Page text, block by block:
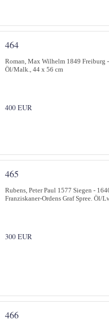
464
Roman, Max Wilhelm 1849 Freiburg
Öl/Malk., 44 x 56 cm
400 EUR
465
Rubens, Peter Paul 1577 Siegen -
Franziskaner-Ordens Graf Spree. Öl/
300 EUR
466